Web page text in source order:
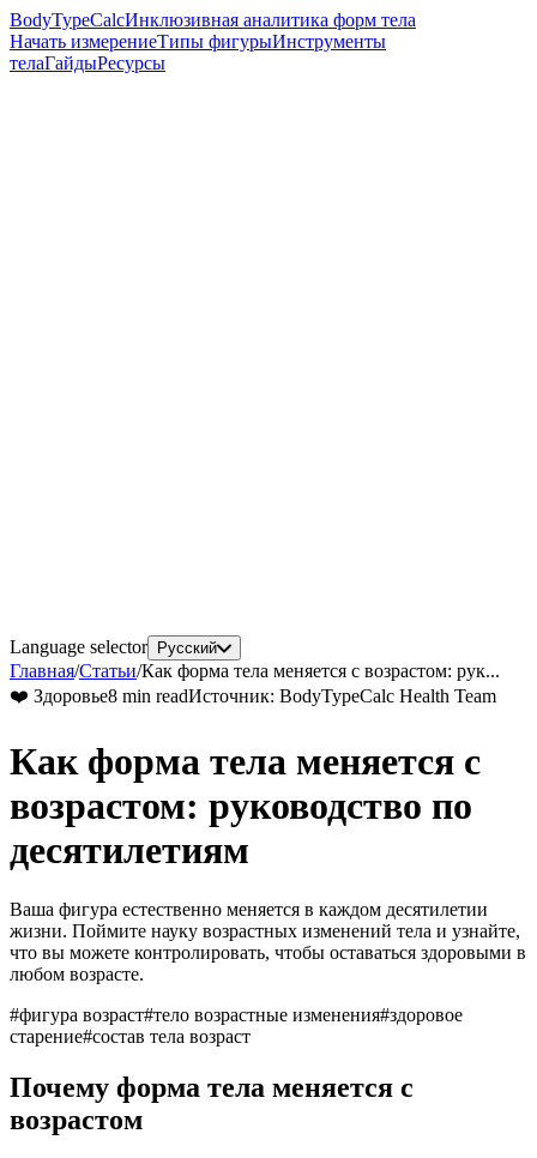
BodyTypeCalcИнклюзивная аналитика форм тела
Начать измерениеТипы фигурыИнструменты
телаГайдыРесурсы
Language selector Русский
Главная/Статьи/Как форма тела меняется с возрастом: рук...
❤️ Здоровье8 min readИсточник: BodyTypeCalc Health Team
Как форма тела меняется с
возрастом: руководство по
десятилетиям
Ваша фигура естественно меняется в каждом десятилетии
жизни. Поймите науку возрастных изменений тела и узнайте,
что вы можете контролировать, чтобы оставаться здоровыми в
любом возрасте.
#фигура возраст#тело возрастные изменения#здоровое
старение#состав тела возраст
Почему форма тела меняется с
возрастом